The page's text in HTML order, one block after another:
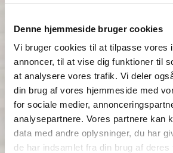
Denne hjemmeside bruger cookies
Vi bruger cookies til at tilpasse vores
annoncer, til at vise dig funktioner til
at analysere vores trafik. Vi deler
din brug af vores hjemmeside med
for sociale medier,
analysepartnere. Vores partnere kan
data med andre oplysninger, du har
de har indsamlet fra din brug af deres